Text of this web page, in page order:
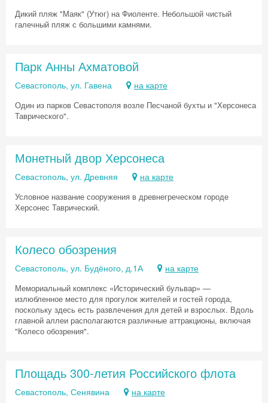
Дикий пляж "Маяк" (Утюг) на Фиоленте. Небольшой чистый
галечный пляж с большими камнями.
Парк Анны Ахматовой
Севастополь, ул. Гавена на карте
Один из парков Севастополя возле Песчаной бухты и "Херсонеса
Таврического".
Монетный двор Херсонеса
Севастополь, ул. Древняя на карте
Условное название сооружения в древнегреческом городе
Херсонес Таврический.
Колесо обозрения
Севастополь, ул. Будёного, д.1А на карте
Мемориальный комплекс «Исторический бульвар» —
излюбленное место для прогулок жителей и гостей города,
поскольку здесь есть развлечения для детей и взрослых. Вдоль
главной аллеи располагаются различные аттракционы, включая
"Колесо обозрения".
Площадь 300-летия Российского флота
Севастополь, Сенявина на карте